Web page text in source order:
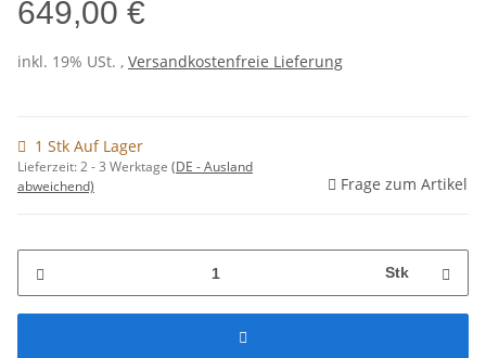
649,00 €
inkl. 19% USt. , Versandkostenfreie Lieferung
1 Stk Auf Lager
Lieferzeit:2 - 3 Werktage (DE - Ausland
abweichend)
Frage zum Artikel
Stk